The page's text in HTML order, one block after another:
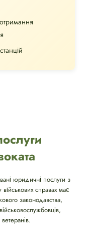
юридичні послуги з
військових справах має
законодавства,